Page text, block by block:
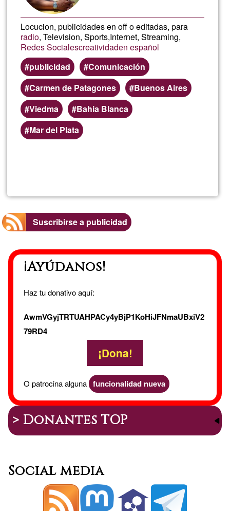
Locucion, publicidades en off o editadas, para
radio, Television, Sports,Internet, Streaming,
Redes Socialescreatividaden español
publicidad
Comunicación
Carmen de Patagones
Buenos Aires
Viedma
Bahia Blanca
Mar del Plata
Suscribirse a publicidad
¡Ayúdanos!
Haz tu donativo aquí:
AwmVGyjTRTUAHPACy4yBjP1KoHiJFNmaUBxiV2
79RD4
¡Dona!
O patrocina alguna funcionalidad nueva
> Donantes TOP
Social media